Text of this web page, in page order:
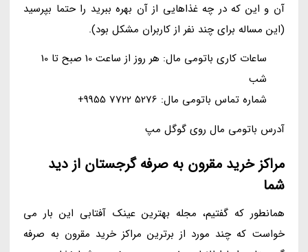
آن و این که در چه غذاهایی از آن بهره ببرید را حتما بپرسید
(این مساله برای چند نفر از کاربران مشکل بود).
ساعات کاری باتومی مال: هر روز از ساعت 10 صبح تا 10
شب
شماره تماس باتومی مال: 5276 7722 9955+
آدرس باتومی مال روی گوگل مپ
مراکز خرید مقرون به صرفه گرجستان از دید
شما
همانطور که گفتیم، مجله بهترین عینک آفتابی این بار می
خواست که چند مورد از برترین مراکز خرید مقرون به صرفه